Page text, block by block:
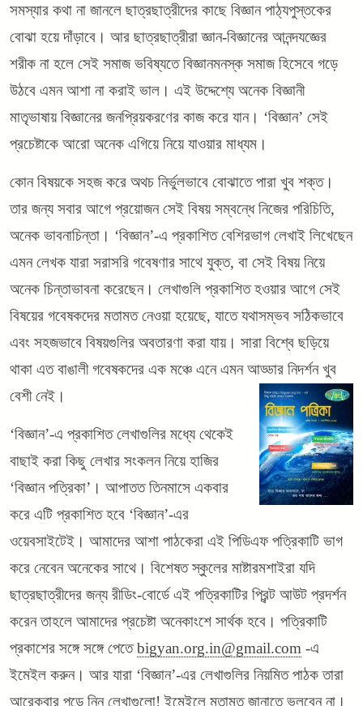
সমস্যার কথা না জানলে ছাত্রছাত্রীদের কাছে বিজ্ঞান পাঠ্যপুস্তকের
বোঝা হয়ে দাঁড়াবে। আর ছাত্রছাত্রীরা জ্ঞান-বিজ্ঞানের আনন্দযজ্ঞের
শরীক না হলে সেই সমাজ ভবিষ্যতে বিজ্ঞানমনস্ক সমাজ হিসেবে গড়ে
উঠবে এমন আশা না করাই ভাল। এই উদ্দেশ্যে অনেক বিজ্ঞানী
মাতৃভাষায় বিজ্ঞানের জনপ্রিয়করণের কাজ করে যান। ‘বিজ্ঞান’ সেই
প্রচেষ্টাকে আরো অনেক এগিয়ে নিয়ে যাওয়ার মাধ্যম।
কোন বিষয়কে সহজ করে অথচ নির্ভুলভাবে বোঝাতে পারা খুব শক্ত।
তার জন্য সবার আগে প্রয়োজন সেই বিষয় সম্বন্ধে নিজের পরিচিতি,
অনেক ভাবনাচিন্তা। ‘বিজ্ঞান’-এ প্রকাশিত বেশিরভাগ লেখাই লিখেছেন
এমন লেখক যারা সরাসরি গবেষণার সাথে যুক্ত, বা সেই বিষয় নিয়ে
অনেক চিন্তাভাবনা করেছেন। লেখাগুলি প্রকাশিত হওয়ার আগে সেই
বিষয়ের গবেষকদের মতামত নেওয়া হয়েছে, যাতে যথাসম্ভব সঠিকভাবে
এবং সহজভাবে বিষয়গুলির অবতারণা করা যায়। সারা বিশ্বে ছড়িয়ে
থাকা এত বাঙালী গবেষকদের এক মঞ্চে এনে এমন আড্ডার নিদর্শন খুব
বেশী নেই।
‘বিজ্ঞান’-এ প্রকাশিত লেখাগুলির মধ্যে থেকেই
বাছাই করা কিছু লেখার সংকলন নিয়ে হাজির
‘বিজ্ঞান পত্রিকা’। আপাতত তিনমাসে একবার
করে এটি প্রকাশিত হবে ‘বিজ্ঞান’-এর
ওয়েবসাইটেই। আমাদের আশা পাঠকেরা এই পিডিএফ পত্রিকাটি ভাগ
করে নেবেন অনেকের সাথে। বিশেষত স্কুলের মাষ্টারমশাইরা যদি
ছাত্রছাত্রীদের জন্য রীডিং-বোর্ডে এই পত্রিকাটির প্রিন্ট আউট প্রদর্শন
করেন তাহলে আমাদের প্রচেষ্টা অনেকাংশে সার্থক হবে। পত্রিকাটি
প্রকাশের সঙ্গে সঙ্গে পেতেbigyan.org.in@gmail.com -এ
ইমেইল করুন। আর যারা ‘বিজ্ঞান’-এর লেখাগুলির নিয়মিত পাঠক তারা
আরেকবার পড়ে নিন লেখাগুলো! ইমেইলে মতামত জানাতে ভুলবেন না।